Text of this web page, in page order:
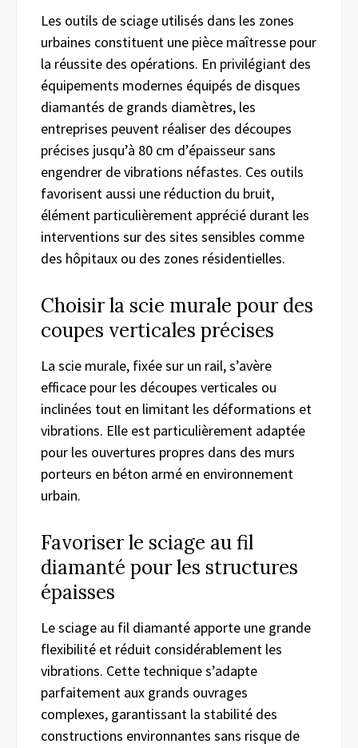
Les outils de sciage utilisés dans les zones
urbaines constituent une pièce maîtresse pour
la réussite des opérations. En privilégiant des
équipements modernes équipés de disques
diamantés de grands diamètres, les
entreprises peuvent réaliser des découpes
précises jusqu’à 80 cm d’épaisseur sans
engendrer de vibrations néfastes. Ces outils
favorisent aussi une réduction du bruit,
élément particulièrement apprécié durant les
interventions sur des sites sensibles comme
des hôpitaux ou des zones résidentielles.
Choisir la scie murale pour des
coupes verticales précises
La scie murale, fixée sur un rail, s’avère
efficace pour les découpes verticales ou
inclinées tout en limitant les déformations et
vibrations. Elle est particulièrement adaptée
pour les ouvertures propres dans des murs
porteurs en béton armé en environnement
urbain.
Favoriser le sciage au fil
diamanté pour les structures
épaisses
Le sciage au fil diamanté apporte une grande
flexibilité et réduit considérablement les
vibrations. Cette technique s’adapte
parfaitement aux grands ouvrages
complexes, garantissant la stabilité des
constructions environnantes sans risque de